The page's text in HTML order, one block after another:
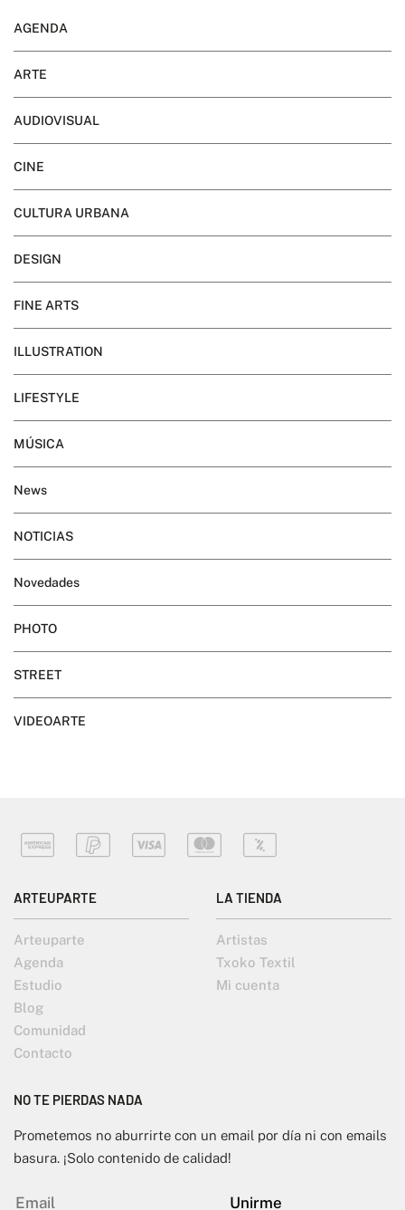
AGENDA
ARTE
AUDIOVISUAL
CINE
CULTURA URBANA
DESIGN
FINE ARTS
ILLUSTRATION
LIFESTYLE
MÚSICA
News
NOTICIAS
Novedades
PHOTO
STREET
VIDEOARTE
ARTEUPARTE
Arteuparte
Agenda
Estudio
Blog
Comunidad
Contacto
LA TIENDA
Artistas
Txoko Textil
Mi cuenta
NO TE PIERDAS NADA
Prometemos no aburrirte con un email por día ni con emails
basura. ¡Solo contenido de calidad!